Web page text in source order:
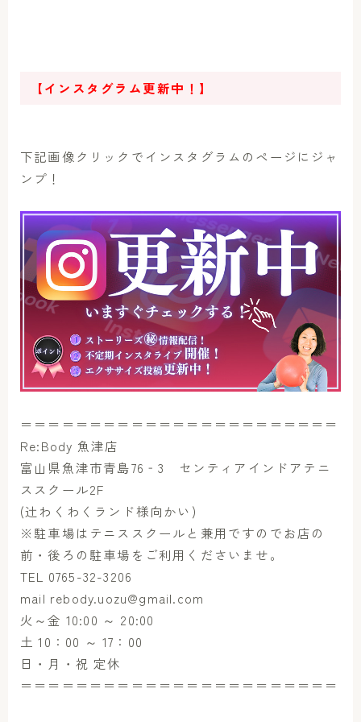
【インスタグラム更新中！】
下記画像クリックでインスタグラムのページにジャ
ンプ！
＝＝＝＝＝＝＝＝＝＝＝＝＝＝＝＝＝＝＝＝＝＝＝
Re:Body 魚津店
富山県魚津市青島76‐3 センティアインドアテニ
ススクール2F
(辻わくわくランド様向かい)
※駐車場はテニススクールと兼用ですのでお店の
前・後ろの駐車場をご利用くださいませ。
TEL 0765-32-3206
mail rebody.uozu@gmail.com
火～金 10:00 ～ 20:00
土 10：00 ～ 17：00
日・月・祝 定休
＝＝＝＝＝＝＝＝＝＝＝＝＝＝＝＝＝＝＝＝＝＝＝